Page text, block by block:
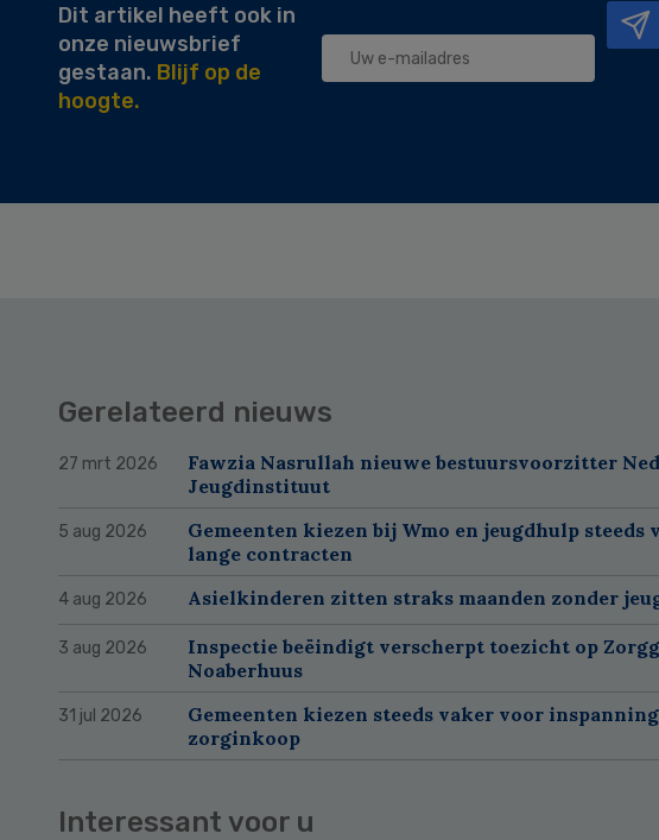
Dit artikel heeft ook in
onze nieuwsbrief
gestaan. Blijf op de
hoogte.
Gerelateerd nieuws
27 mrt 2026
Fawzia Nasrullah nieuwe bestuursvoorzitter
Jeugdinstituut
5 aug 2026
Gemeenten kiezen bij Wmo en jeugdhulp steeds
lange contracten
4 aug 2026 Asielkinderen zitten straks maanden zonder
3 aug 2026
Inspectie beëindigt verscherpt toezicht op
Noaberhuus
31 jul 2026
Gemeenten kiezen steeds vaker voor
zorginkoop
Interessant voor u